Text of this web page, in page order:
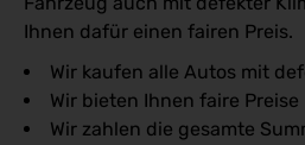
Ihnen dafür einen fairen Preis.
Wir kaufen alle Autos mit
Wir bieten Ihnen faire Preise
Wir zahlen die gesamte